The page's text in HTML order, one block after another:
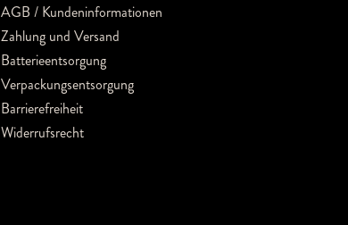
AGB / Kundeninformationen
Zahlung und Versand
Batterieentsorgung
Verpackungsentsorgung
Barrierefreiheit
Widerrufsrecht